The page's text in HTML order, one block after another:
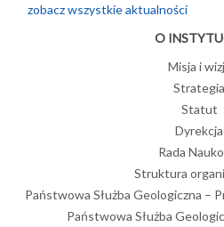
zobacz wszystkie aktualności
O
Misja i
Strategia
Statut
Dyrekcja
Rada
Struktura
Państwowa Służba Geologiczna –
Państwowa Służba